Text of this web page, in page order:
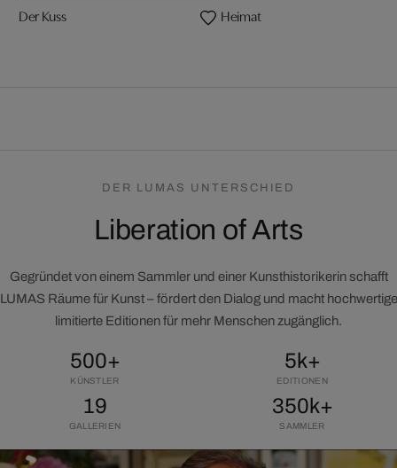
Der Kuss Heimat
DER LUMAS UNTERSCHIED
Liberation of Arts
Gegründet von einem Sammler und einer Kunsthistorikerin schafft
LUMAS Räume für Kunst – fördert den Dialog und macht hochwertige
limitierte Editionen für mehr Menschen zugänglich.
500+
KÜNSTLER
5k+
EDITIONEN
19
GALLERIEN
350k+
SAMMLER